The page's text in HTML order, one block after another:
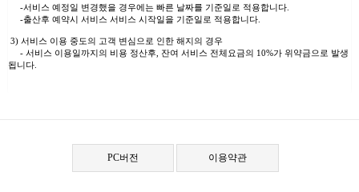
-서비스 예정일 변경했을 경우에는 빠른 날짜를 기준일로 적용합니다.
-출산후 예약시 서비스 서비스 시작일을 기준일로 적용합니다.
3) 서비스 이용 중도의 고객 변심으로 인한 해지의 경우
- 서비스 이용일까지의 비용 정산후, 잔여 서비스 전체요금의 10%가 위약금으로 발생
됩니다.
PC버전 이용약관